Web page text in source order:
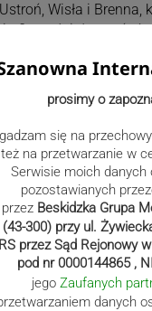
Wisła i
prosimy o
się na
też na przetwarzanie w
Serwisie moich danych
pozostawianych
przez Beskidzka Grupa
(43-300) przy ul.
przez Sąd Rejonowy
pod nr 0000144865 ,
jego Zaufanych
danych